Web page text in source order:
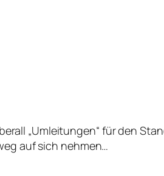
„Umleitungen“ für den
auf sich nehmen…